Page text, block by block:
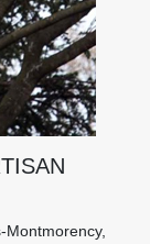
Montmorency,